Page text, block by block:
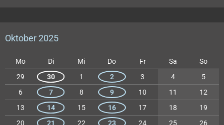
Oktober 2025
Mo Di Mi Do Fr Sa
So
29
30 1 2 3 4
5
6
7 8 9 10 11
12
13
14 15 16 17 18
19
20
21 22 23 24 25 26